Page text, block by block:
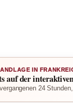
IN
auf der
24